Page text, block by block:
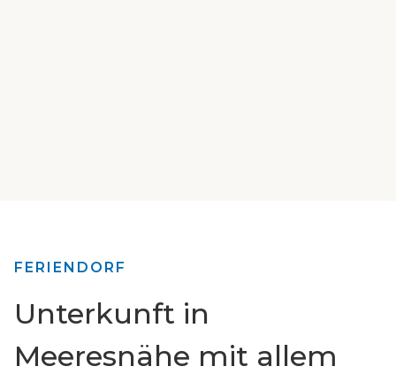
FERIENDORF
Unterkunft in
Meeresnähe mit allem